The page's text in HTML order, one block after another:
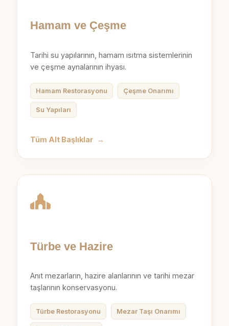
Hamam ve Çeşme
Tarihi su yapılarının, hamam ısıtma sistemlerinin
ve çeşme aynalarının ihyası.
Hamam Restorasyonu Çeşme Onarımı
Su Yapıları
Tüm Alt Başlıklar →
Türbe ve Hazire
Anıt mezarların, hazire alanlarının ve tarihi mezar
taşlarının konservasyonu.
Türbe Restorasyonu Mezar Taşı Onarımı